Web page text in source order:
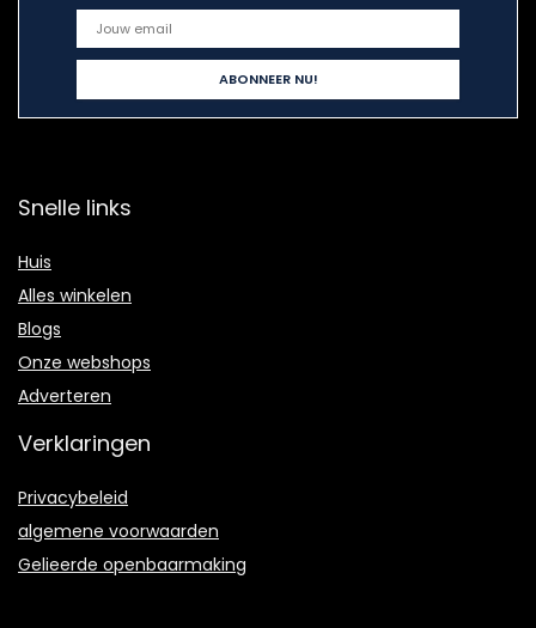
Snelle links
Huis
Alles winkelen
Blogs
Onze webshops
Adverteren
Verklaringen
Privacybeleid
algemene voorwaarden
Gelieerde openbaarmaking